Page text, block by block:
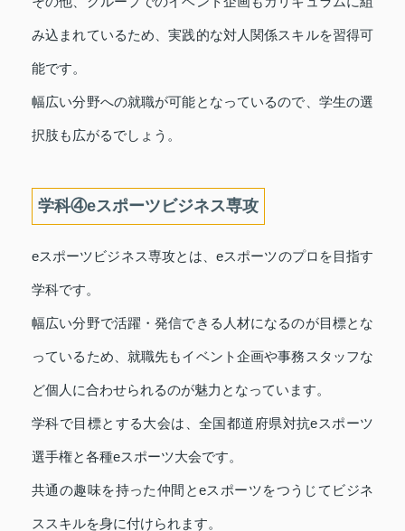
み込まれているため、実践的な対人関係スキルを習得可
能です。
幅広い分野への就職が可能となっているので、学生の選
択肢も広がるでしょう。
学科④eスポーツビジネス専攻
eスポーツビジネス専攻とは、eスポーツのプロを目指す
学科です。
幅広い分野で活躍・発信できる人材になるのが目標とな
っているため、就職先もイベント企画や事務スタッフな
ど個人に合わせられるのが魅力となっています。
学科で目標とする大会は、全国都道府県対抗eスポーツ
選手権と各種eスポーツ大会です。
共通の趣味を持った仲間とeスポーツをつうじてビジネ
ススキルを身に付けられます。